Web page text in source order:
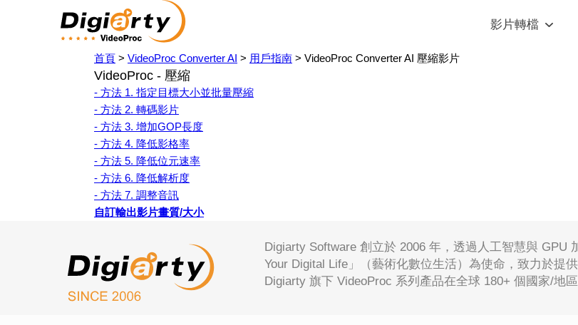
影片轉檔
首頁 > VideoProc Converter AI > 用戶指南 > VideoProc Converter AI 壓縮影片
VideoProc - 壓縮
- 方法 1. 指定目標大小並批量壓縮
- 方法 2. 轉碼影片
- 方法 3. 增加GOP長度
- 方法 4. 降低影格率
- 方法 5. 降低位元速率
- 方法 6. 降低解析度
- 方法 7. 調整音訊
自訂輸出影片畫質/大小
Digiarty Software 創立於 2006 年，透過人工智慧與
Your Digital Life」（藝術化數位生活）為使命，致力於提
Digiarty 旗下 VideoProc 系列產品在全球 180+ 個國家/地